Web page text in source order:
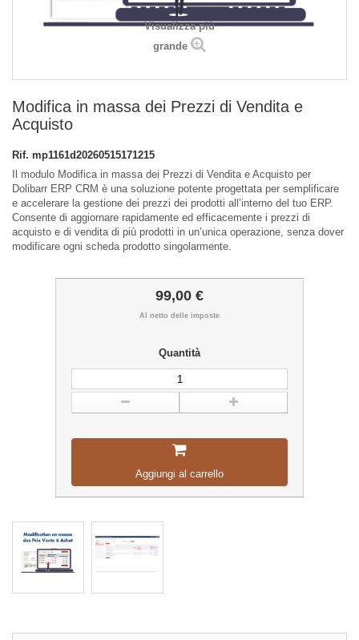
Visualizza più
grande
Modifica in massa dei Prezzi di Vendita e
Acquisto
Rif. mp1161d20260515171215
Il modulo Modifica in massa dei Prezzi di Vendita e Acquisto per
Dolibarr ERP CRM è una soluzione potente progettata per semplificare
e accelerare la gestione dei prezzi dei prodotti all’interno del tuo ERP.
Consente di aggiornare rapidamente ed efficacemente i prezzi di
acquisto e di vendita di più prodotti in un’unica operazione, senza dover
modificare ogni scheda prodotto singolarmente.
99,00 €
Al netto delle imposte
Quantità
Aggiungi al carrello